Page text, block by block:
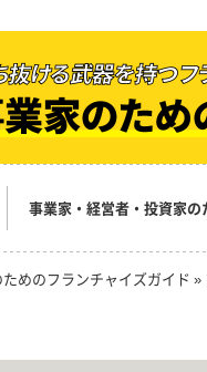
事業家・経営者・投資家
めのフランチャイズガイド »